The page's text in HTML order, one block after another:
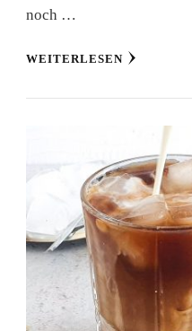
noch …
WEITERLESEN